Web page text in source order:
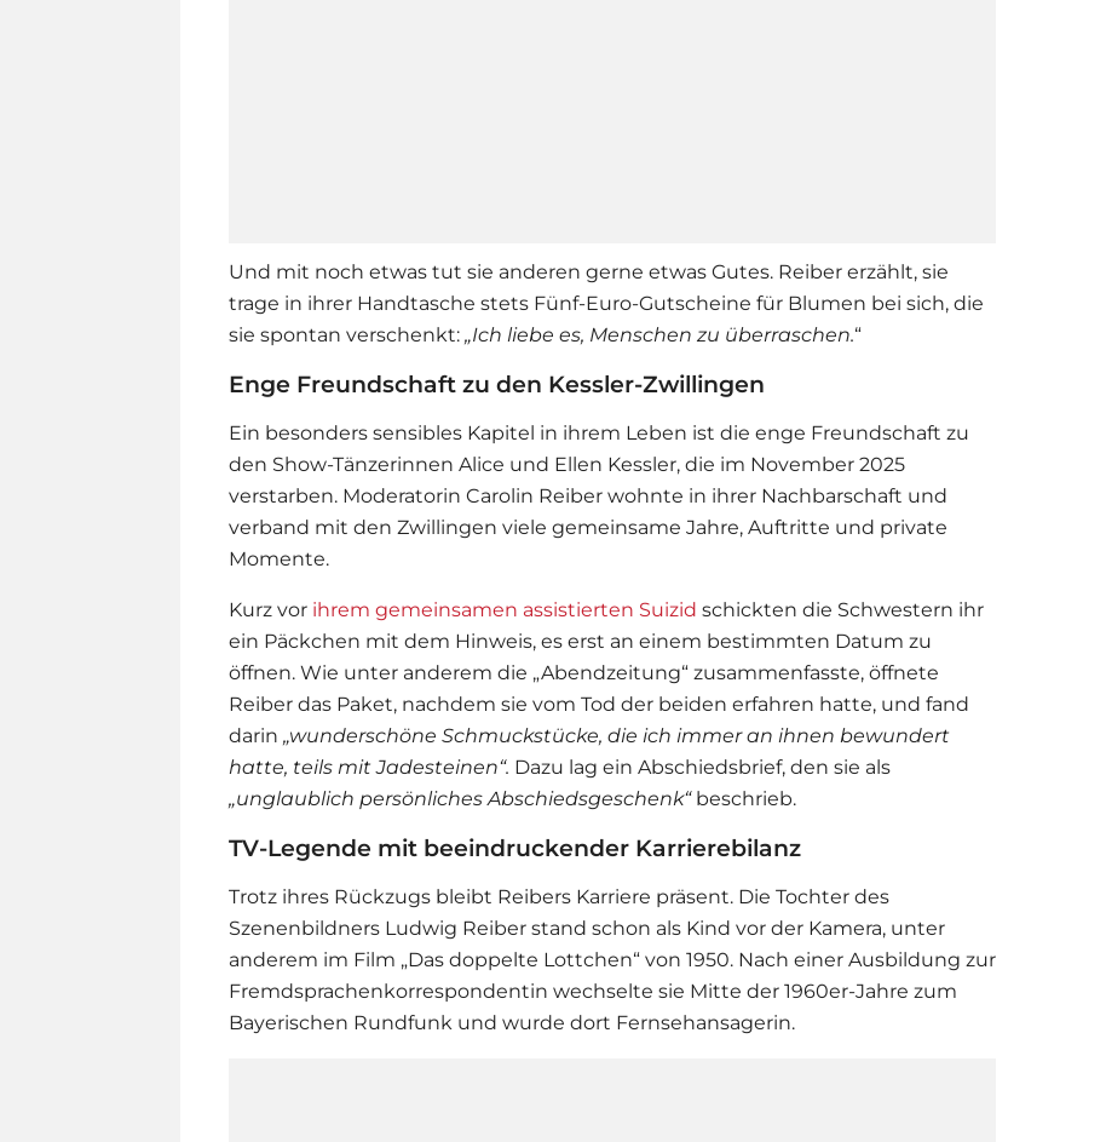
Und mit noch etwas tut sie anderen gerne etwas Gutes. Reiber erzählt, sie
trage in ihrer Handtasche stets Fünf-Euro-Gutscheine für Blumen bei sich, die
sie spontan verschenkt: „Ich liebe es, Menschen zu überraschen.“
Enge Freundschaft zu den Kessler-Zwillingen
Ein besonders sensibles Kapitel in ihrem Leben ist die enge Freundschaft zu
den Show-Tänzerinnen Alice und Ellen Kessler, die im November 2025
verstarben. Moderatorin Carolin Reiber wohnte in ihrer Nachbarschaft und
verband mit den Zwillingen viele gemeinsame Jahre, Auftritte und private
Momente.
Kurz vor ihrem gemeinsamen assistierten Suizid schickten die Schwestern ihr
ein Päckchen mit dem Hinweis, es erst an einem bestimmten Datum zu
öffnen. Wie unter anderem die „Abendzeitung“ zusammenfasste, öffnete
Reiber das Paket, nachdem sie vom Tod der beiden erfahren hatte, und fand
darin „wunderschöne Schmuckstücke, die ich immer an ihnen bewundert
hatte, teils mit Jadesteinen“. Dazu lag ein Abschiedsbrief, den sie als
„unglaublich persönliches Abschiedsgeschenk“beschrieb.
TV-Legende mit beeindruckender Karrierebilanz
Trotz ihres Rückzugs bleibt Reibers Karriere präsent. Die Tochter des
Szenenbildners Ludwig Reiber stand schon als Kind vor der Kamera, unter
anderem im Film „Das doppelte Lottchen“ von 1950. Nach einer Ausbildung zur
Fremdsprachenkorrespondentin wechselte sie Mitte der 1960er-Jahre zum
Bayerischen Rundfunk und wurde dort Fernsehansagerin.